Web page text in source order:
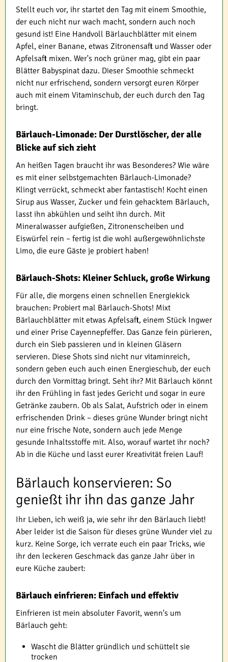
Stellt euch vor, ihr startet den Tag mit einem Smoothie,
der euch nicht nur wach macht, sondern auch noch
gesund ist! Eine Handvoll Bärlauchblätter mit einem
Apfel, einer Banane, etwas Zitronensaft und Wasser oder
Apfelsaft mixen. Wer's noch grüner mag, gibt ein paar
Blätter Babyspinat dazu. Dieser Smoothie schmeckt
nicht nur erfrischend, sondern versorgt euren Körper
auch mit einem Vitaminschub, der euch durch den Tag
bringt.
Bärlauch-Limonade: Der Durstlöscher, der alle
Blicke auf sich zieht
An heißen Tagen braucht ihr was Besonderes? Wie wäre
es mit einer selbstgemachten Bärlauch-Limonade?
Klingt verrückt, schmeckt aber fantastisch! Kocht einen
Sirup aus Wasser, Zucker und fein gehacktem Bärlauch,
lasst ihn abkühlen und seiht ihn durch. Mit
Mineralwasser aufgießen, Zitronenscheiben und
Eiswürfel rein – fertig ist die wohl außergewöhnlichste
Limo, die eure Gäste je probiert haben!
Bärlauch-Shots: Kleiner Schluck, große Wirkung
Für alle, die morgens einen schnellen Energiekick
brauchen: Probiert mal Bärlauch-Shots! Mixt
Bärlauchblätter mit etwas Apfelsaft, einem Stück Ingwer
und einer Prise Cayennepfeffer. Das Ganze fein pürieren,
durch ein Sieb passieren und in kleinen Gläsern
servieren. Diese Shots sind nicht nur vitaminreich,
sondern geben euch auch einen Energieschub, der euch
durch den Vormittag bringt. Seht ihr? Mit Bärlauch könnt
ihr den Frühling in fast jedes Gericht und sogar in eure
Getränke zaubern. Ob als Salat, Aufstrich oder in einem
erfrischenden Drink – dieses grüne Wunder bringt nicht
nur eine frische Note, sondern auch jede Menge
gesunde Inhaltsstoffe mit. Also, worauf wartet ihr noch?
Ab in die Küche und lasst eurer Kreativität freien Lauf!
Bärlauch konservieren: So
genießt ihr ihn das ganze Jahr
Ihr Lieben, ich weiß ja, wie sehr ihr den Bärlauch liebt!
Aber leider ist die Saison für dieses grüne Wunder viel zu
kurz. Keine Sorge, ich verrate euch ein paar Tricks, wie
ihr den leckeren Geschmack das ganze Jahr über in
eure Küche zaubert:
Bärlauch einfrieren: Einfach und effektiv
Einfrieren ist mein absoluter Favorit, wenn's um
Bärlauch geht:
Wascht die Blätter gründlich und schüttelt sie
trocken